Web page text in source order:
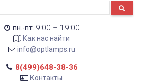
пн.-пт. 9:00 – 19:00
Как нас найти
info@optlamps.ru
8(499)648-38-36
Контакты